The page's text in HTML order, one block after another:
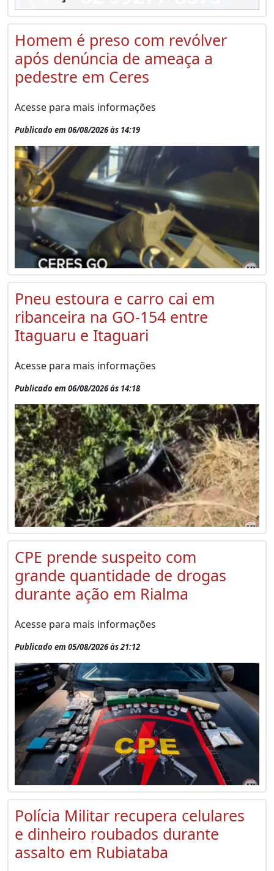
Homem é preso com revólver
após denúncia de ameaça a
pedestre em Ceres
Acesse para mais informações
Publicado em 06/08/2026 às 14:19
Pneu estoura e carro cai em
ribanceira na GO-154 entre
Itaguaru e Itaguari
Acesse para mais informações
Publicado em 06/08/2026 às 14:18
CPE prende suspeito com
grande quantidade de drogas
durante ação em Rialma
Acesse para mais informações
Publicado em 05/08/2026 às 21:12
Polícia Militar recupera celulares
e dinheiro roubados durante
assalto em Rubiataba